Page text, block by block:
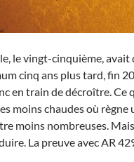
le vingt-cinquième,
cinq ans plus tard, fin
en train de décroître. Ce
moins chaudes où
moins nombreuses.
La preuve avec AR